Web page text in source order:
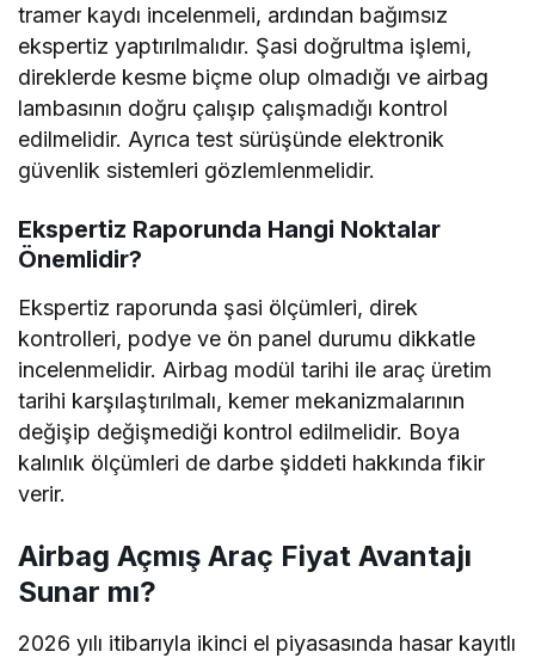
tramer kaydı incelenmeli, ardından bağımsız
ekspertiz yaptırılmalıdır. Şasi doğrultma işlemi,
direklerde kesme biçme olup olmadığı ve airbag
lambasının doğru çalışıp çalışmadığı kontrol
edilmelidir. Ayrıca test sürüşünde elektronik
güvenlik sistemleri gözlemlenmelidir.
Ekspertiz Raporunda Hangi Noktalar
Önemlidir?
Ekspertiz raporunda şasi ölçümleri, direk
kontrolleri, podye ve ön panel durumu dikkatle
incelenmelidir. Airbag modül tarihi ile araç üretim
tarihi karşılaştırılmalı, kemer mekanizmalarının
değişip değişmediği kontrol edilmelidir. Boya
kalınlık ölçümleri de darbe şiddeti hakkında fikir
verir.
Airbag Açmış Araç Fiyat Avantajı
Sunar mı?
2026 yılı itibarıyla ikinci el piyasasında hasar kayıtlı